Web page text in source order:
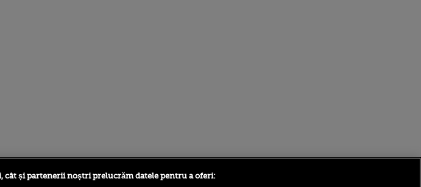
Procinema.ro Sport.ro
cât și partenerii noștri prelucrăm datele pentru a oferi: